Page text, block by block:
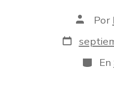
Autor
la
entrada
Por
Fecha
de
publicación
En